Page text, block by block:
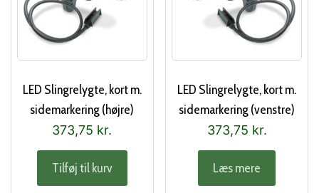
LED Slingrelygte, kort m.
sidemarkering (højre)
373,75 kr.
Tilføj til kurv
LED Slingrelygte, kort m.
sidemarkering (venstre)
373,75 kr.
Læs mere